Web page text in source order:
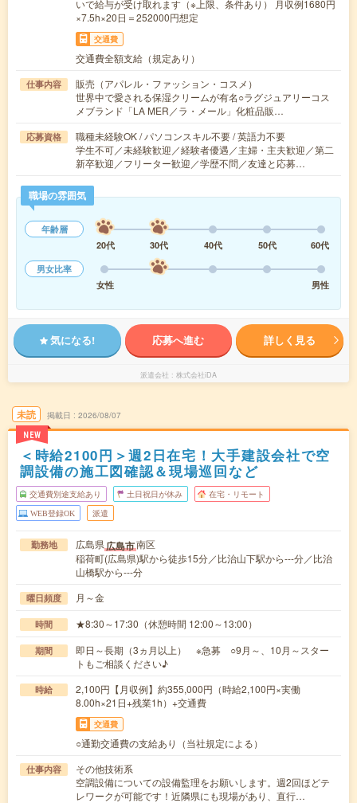
いで給与が受け取れます（※上限、条件あり） 月収例1680円
×7.5h×20日＝252000円想定
交通費
交通費全額支給（規定あり）
仕事内容
販売（アパレル・ファッション・コスメ）
世界中で愛される保湿クリームが有名○ラグジュアリーコス
メブランド「LA MER／ラ・メール」化粧品販…
応募資格
職種未経験OK / パソコンスキル不要 / 英語力不要
学生不可／未経験歓迎／経験者優遇／主婦・主夫歓迎／第二
新卒歓迎／フリーター歓迎／学歴不問／友達と応募…
職場の雰囲気
年齢層
20代
30代 40代 50代
60代
男女比率
女性
男性
気になる! 応募へ進む 詳しく見る
派遣会社 株式会社iDA
未読
NEW
掲載日 2026/08/07
＜時給2100円＞週2日在宅！大手建設会社で空
調設備の施工図確認＆現場巡回など
交通費別途支給あり 土日祝日が休み 在宅・リモート
WEB登録OK 派遣
勤務地 広島県広島市南区
稲荷町(広島県)駅から徒歩15分／比治山下駅から---分／比治
山橋駅から---分
曜日頻度 月～金
時間 ★8:30～17:30（休憩時間 12:00～13:00）
期間
即日～長期（3ヵ月以上） ※急募 ○9月～、10月～スター
トもご相談ください♪
時給
2,100円【月収例】約355,000円（時給2,100円×実働
8.00h×21日+残業1h）+交通費
交通費
○通勤交通費の支給あり（当社規定による）
仕事内容
その他技術系
空調設備についての設備監理をお願いします。週2回ほどテ
レワークが可能です！近隣県にも現場があり、直行…